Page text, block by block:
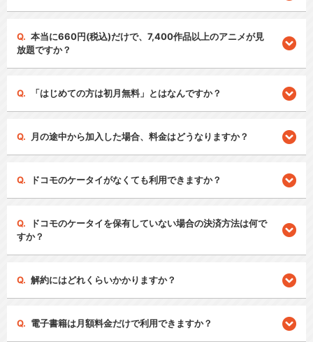
本当に660円(税込)だけで、7,400作品以上のアニメが見
放題ですか？
「はじめての方は初月無料」とはなんですか？
月の途中から加入した場合、料金はどうなりますか？
ドコモのケータイがなくても利用できますか？
ドコモのケータイを保有していない場合の決済方法は何で
すか？
解約にはどれくらいかかりますか？
電子書籍は月額料金だけで利用できますか？